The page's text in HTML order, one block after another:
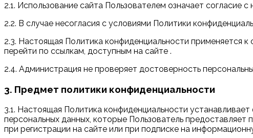
2.1. Использование сайта Пользователем означает
2.2. В случае несогласия с условиями Политики
2.3. Настоящая Политика конфиденциальности применяется
перейти по ссылкам, доступным на сайте .
2.4. Администрация не проверяет достоверность
3. Предмет политики конфиденциальности
3.1. Настоящая Политика конфиденциальности
персональных данных, которые Пользователь предоставляет
при регистрации на сайте или при подписке на